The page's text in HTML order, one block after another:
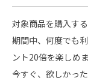
対象商品を購入す
期間中、何度でも
ント20倍を楽しめま
今すぐ、欲しかっ